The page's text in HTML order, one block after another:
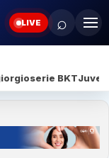
LIVE ⌕
serie BKTJuve